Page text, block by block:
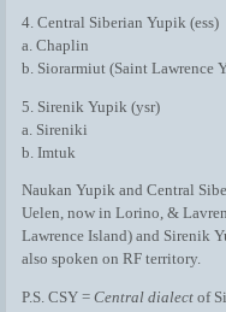
4. Central Siberian Yupik (ess)
a. Chaplin
b. Siorarmiut (Saint Lawrence
5. Sirenik Yupik (ysr)
a. Sireniki
b. Imtuk
Naukan Yupik and Central
Uelen, now in Lorino, &
Lawrence Island) and Sirenik
also spoken on RF territory.
P.S. CSY =Central dialect of